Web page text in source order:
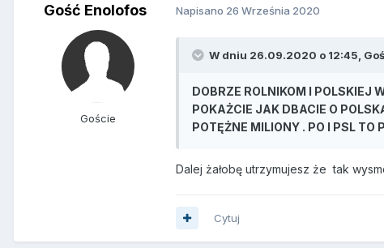
Gość Enolofos
Goście
Napisano 26 Września 2020
W dniu 26.09.2020 o 12:45,
DOBRZE ROLNIKOM I POLSKIEJ
POKAŻCIE JAK DBACIE O
POTĘŻNE MILIONY . PO I PSL
Dalej żałobę utrzymujesz że tak
Cytuj